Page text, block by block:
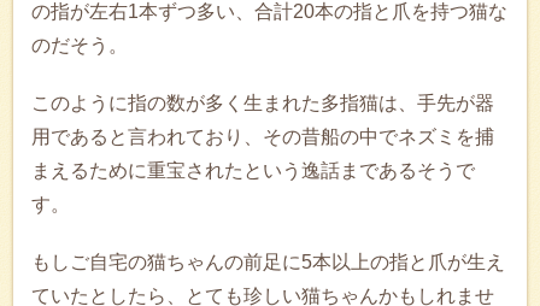
の指が左右1本ずつ多い、合計20本の指と爪を持つ猫な
のだそう。
このように指の数が多く生まれた多指猫は、手先が器
用であると言われており、その昔船の中でネズミを捕
まえるために重宝されたという逸話まであるそうで
す。
もしご自宅の猫ちゃんの前足に5本以上の指と爪が生え
ていたとしたら、とても珍しい猫ちゃんかもしれませ